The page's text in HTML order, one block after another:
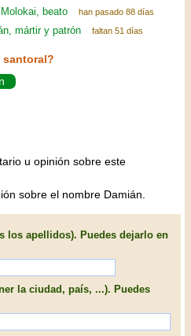
beato han pasado 88 días
mártir y patrón faltan 51 días
santoral?
u opinión sobre este
sobre el nombre Damián.
los apellidos). Puedes dejarlo en
la ciudad, país, ...). Puedes